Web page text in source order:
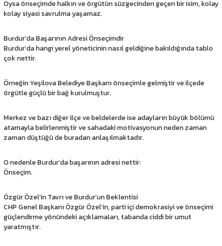
Oysa önseçimde halkın ve örgütün süzgecinden geçen bir isim, kolay
kolay siyasi savrulma yaşamaz.
Burdur’da Başarının Adresi Önseçimdir
Burdur’da hangi yerel yöneticinin nasıl geldiğine bakıldığında tablo
çok nettir.
Örneğin Yeşilova Belediye Başkanı önseçimle gelmiştir ve ilçede
örgütle güçlü bir bağ kurulmuştur.
Merkez ve bazı diğer ilçe ve beldelerde ise adayların büyük bölümü
atamayla belirlenmiştir ve sahadaki motivasyonun neden zaman
zaman düştüğü de buradan anlaşılmaktadır.
O nedenle Burdur’da başarının adresi nettir:
Önseçim.
Özgür Özel’in Tavrı ve Burdur’un Beklentisi
CHP Genel Başkanı Özgür Özel’in, parti içi demokrasiyi ve önseçimi
güçlendirme yönündeki açıklamaları, tabanda ciddi bir umut
yaratmıştır.